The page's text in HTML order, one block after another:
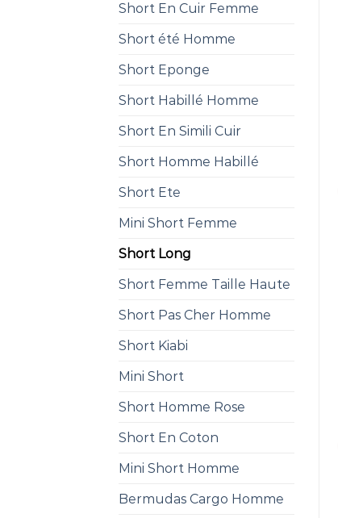
Short En Cuir Femme
Short été Homme
Short Eponge
Short Habillé Homme
Short En Simili Cuir
Short Homme Habillé
Short Ete
Mini Short Femme
Short Long
Short Femme Taille Haute
Short Pas Cher Homme
Short Kiabi
Mini Short
Short Homme Rose
Short En Coton
Mini Short Homme
Bermudas Cargo Homme